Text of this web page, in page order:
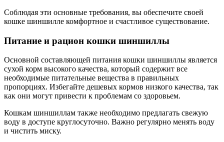
Соблюдая эти основные требования, вы обеспечите своей
кошке шиншилле комфортное и счастливое существование.
Питание и рацион кошки шиншиллы
Основной составляющей питания кошки шиншиллы является
сухой корм высокого качества, который содержит все
необходимые питательные вещества в правильных
пропорциях. Избегайте дешевых кормов низкого качества, так
как они могут привести к проблемам со здоровьем.
Кошкам шиншиллам также необходимо предлагать свежую
воду в доступе круглосуточно. Важно регулярно менять воду
и чистить миску.